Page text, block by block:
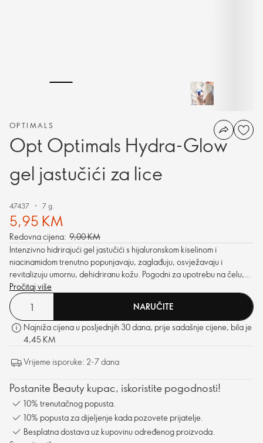
OPTIMALS
Opt Optimals Hydra-Glow
gel jastučići za lice
47437 7 g.
5,95 KM
Redovna cijena: 9,00 KM
Intenzivno hidrirajući gel jastučići s hijaluronskom kiselinom i
niacinamidom trenutno popunjavaju, zaglađuju, osvježavaju i
revitalizuju umornu, dehidriranu kožu. Pogodni za upotrebu na čelu,
području ispod očiju, obrazima i liniji vilice.
Pročitaj više
NARUČITE
Najniža cijena u posljednjih 30 dana, prije sadašnje cijene, bila je
4,45 KM
Vrijeme isporuke: 2-7 dana
Postanite Beauty kupac, iskoristite pogodnosti!
10% trenutačnog popusta.
10% popusta za dijeljenje kada pozovete prijatelje.
Besplatna dostava uz kupovinu određenog proizvoda.